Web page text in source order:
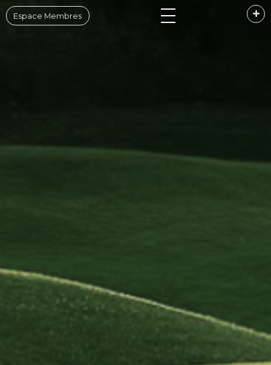
Espace Membres